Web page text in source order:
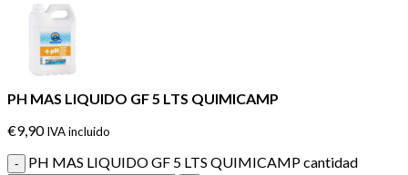
PH MAS LIQUIDO GF 5 LTS QUIMICAMP
€9,90 IVA incluido
PH MAS LIQUIDO GF 5 LTS QUIMICAMP cantidad